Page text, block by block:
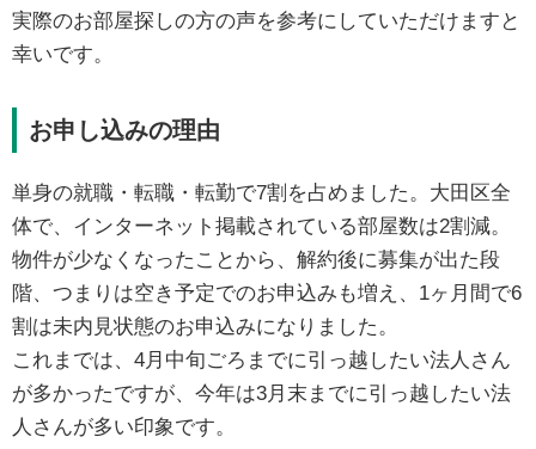
実際のお部屋探しの方の声を参考にしていただけますと
幸いです。
お申し込みの理由
単身の就職・転職・転勤で7割を占めました。​大田区全
体で、インターネット掲載されている​部屋数は2割減。
物件が少なくなったことから、​解約後に募集が出た段
階、つまりは空き予定での​お申込みも増え、1ヶ月間で6
割は未内見状態のお申込みになりました。
これまでは、4月中旬ごろまでに引っ越したい法人さん
が多かったですが、今年は3月末までに引っ越したい法
人さんが多い印象です。